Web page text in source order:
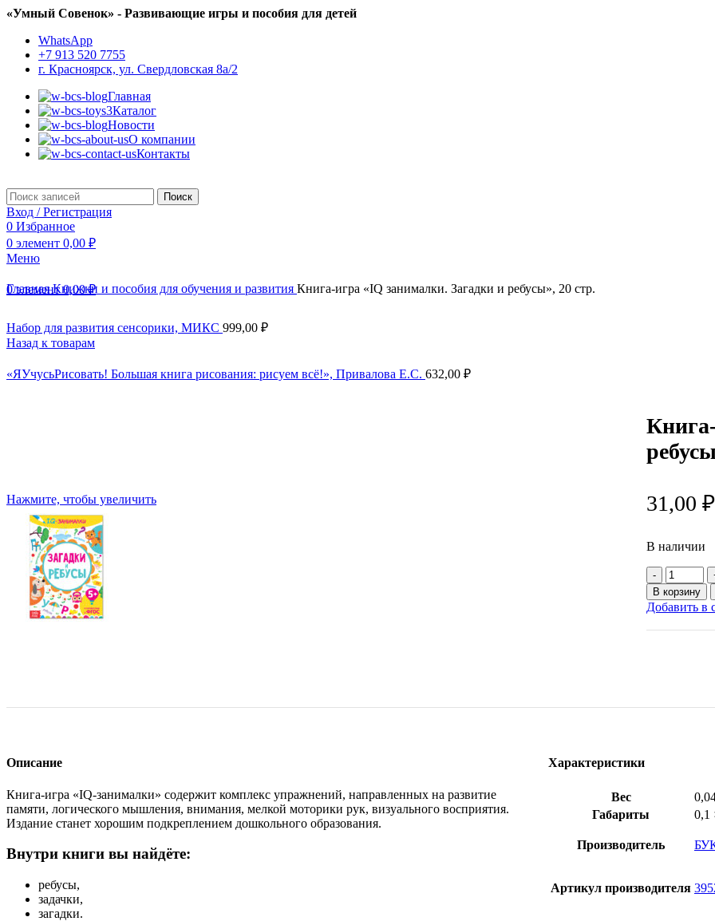
«Умный Совенок» - Развивающие игры и пособия для детей
WhatsApp
+7 913 520 7755
г. Красноярск, ул. Свердловская 8а/2
Главная
Каталог
Новости
О компании
Контакты
Поиск
Вход / Регистрация
0 Избранное
0 элемент 0,00 ₽
Меню
0элемент 0,00₽
ГлавнаяКнижки и пособия для обучения и развития Книга-игра «IQ занималки. Загадки и ребусы», 20 стр.
Набор для развития сенсорики, МИКС 999,00 ₽
Назад к товарам
«ЯУчусьРисовать! Большая книга рисования: рисуем всё!», Привалова Е.С. 632,00 ₽
Нажмите, чтобы увеличить 31,00₽
В наличии
товара
Книга-
игра
«IQ
В корзину
Добавить в
Описание
Книга-игра «IQ-занималки» содержит комплекс упражнений, направленных на развитие
памяти, логического мышления, внимания, мелкой моторики рук, визуального восприятия.
Издание станет хорошим подкреплением дошкольного образования.
Внутри книги вы найдёте:
ребусы,
задачки,
загадки.
Характеристики
Вес
Габариты
0,1
Производитель
Артикул производителя